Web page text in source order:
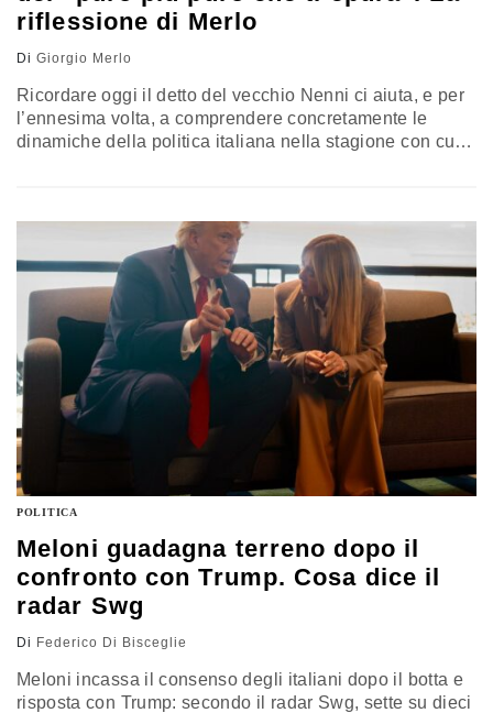
riflessione di Merlo
Di Giorgio Merlo
Ricordare oggi il detto del vecchio Nenni ci aiuta, e per
l’ennesima volta, a comprendere concretamente le
dinamiche della politica italiana nella stagione con cui
POLITICA
Meloni guadagna terreno dopo il
confronto con Trump. Cosa dice il
radar Swg
Di Federico Di Bisceglie
Meloni incassa il consenso degli italiani dopo il botta e
risposta con Trump: secondo il radar Swg, sette su dieci